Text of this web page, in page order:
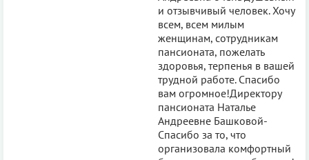
и отзывчивый человек. Хочу
всем, всем милым
женщинам, сотрудникам
пансионата, пожелать
здоровья, терпенья в вашей
трудной работе. Спасибо
вам огромное!Директору
пансионата Наталье
Андреевне Башковой-
Спасибо за то, что
организовала комфортный